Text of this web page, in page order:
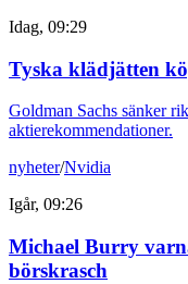
Idag, 09:29
Tyska klädjätten
Goldman Sachs sänker
aktierekommendationer.
nyheter/Nvidia
Igår, 09:26
Michael Burry
börskrasch